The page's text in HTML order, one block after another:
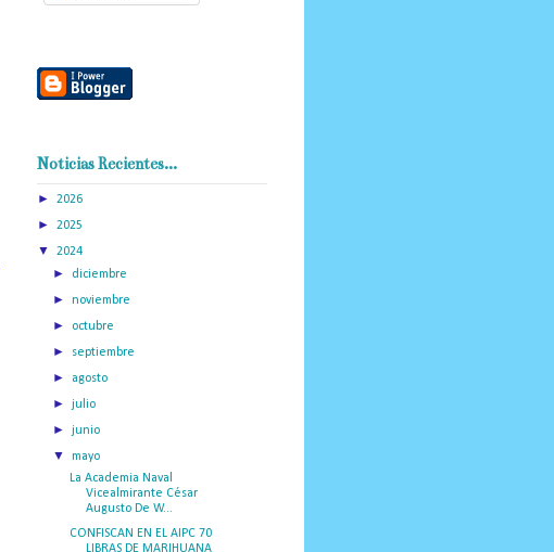
Noticias Recientes...
► 2026
► 2025
▼ 2024
► diciembre
►noviembre
► octubre
► septiembre
► agosto
►julio
►junio
▼mayo
La Academia Naval
Vicealmirante César
Augusto De W...
CONFISCAN EN EL AIPC 70
LIBRAS DE MARIHUANA